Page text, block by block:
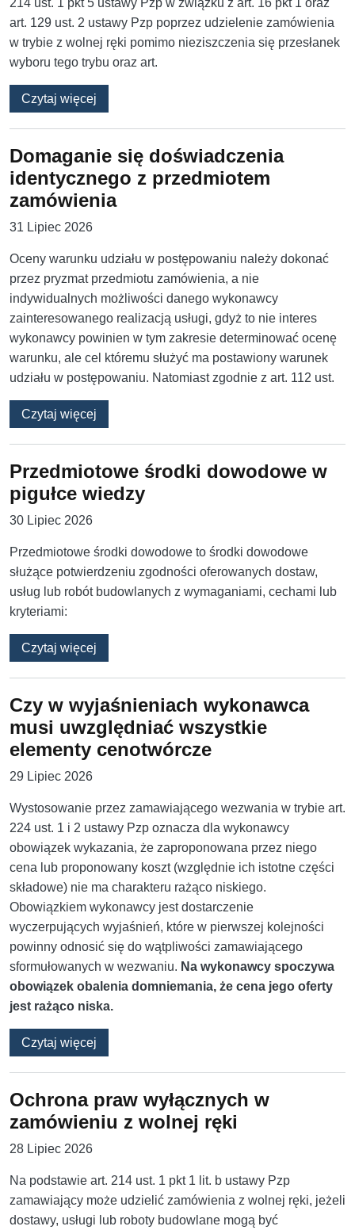
214 ust. 1 pkt 5 ustawy Pzp w związku z art. 16 pkt 1 oraz
art. 129 ust. 2 ustawy Pzp poprzez udzielenie zamówienia
w trybie z wolnej ręki pomimo nieziszczenia się przesłanek
wyboru tego trybu oraz art.
Czytaj więcej
Domaganie się doświadczenia
identycznego z przedmiotem
zamówienia
31 Lipiec 2026
Oceny warunku udziału w postępowaniu należy dokonać
przez pryzmat przedmiotu zamówienia, a nie
indywidualnych możliwości danego wykonawcy
zainteresowanego realizacją usługi, gdyż to nie interes
wykonawcy powinien w tym zakresie determinować ocenę
warunku, ale cel któremu służyć ma postawiony warunek
udziału w postępowaniu. Natomiast zgodnie z art. 112 ust.
Czytaj więcej
Przedmiotowe środki dowodowe w
pigułce wiedzy
30 Lipiec 2026
Przedmiotowe środki dowodowe to środki dowodowe
służące potwierdzeniu zgodności oferowanych dostaw,
usług lub robót budowlanych z wymaganiami, cechami lub
kryteriami:
Czytaj więcej
Czy w wyjaśnieniach wykonawca
musi uwzględniać wszystkie
elementy cenotwórcze
29 Lipiec 2026
Wystosowanie przez zamawiającego wezwania w trybie art.
224 ust. 1 i 2 ustawy Pzp oznacza dla wykonawcy
obowiązek wykazania, że zaproponowana przez niego
cena lub proponowany koszt (względnie ich istotne części
składowe) nie ma charakteru rażąco niskiego.
Obowiązkiem wykonawcy jest dostarczenie
wyczerpujących wyjaśnień, które w pierwszej kolejności
powinny odnosić się do wątpliwości zamawiającego
sformułowanych w wezwaniu. Na wykonawcy spoczywa
obowiązek obalenia domniemania, że cena jego oferty
jest rażąco niska.
Czytaj więcej
Ochrona praw wyłącznych w
zamówieniu z wolnej ręki
28 Lipiec 2026
Na podstawie art. 214 ust. 1 pkt 1 lit. b ustawy Pzp
zamawiający może udzielić zamówienia z wolnej ręki, jeżeli
dostawy, usługi lub roboty budowlane mogą być